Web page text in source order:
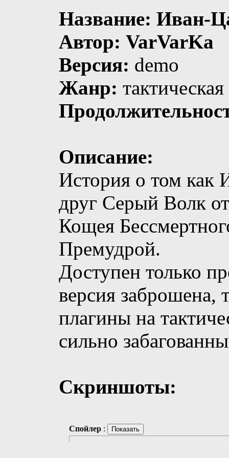
Название: Иван-
Автор: VarVarKa
Версия: demo
Жанр:
Описание:
История о том как
друг Серый Волк
Кощея
Премудрой.
Доступен только
версия заброшена,
плагины на
сильно
Скриншоты:
Спойлер :